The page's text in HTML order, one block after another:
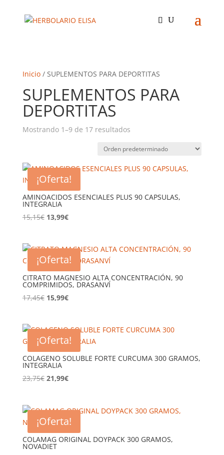
Inicio/ SUPLEMENTOS PARA DEPORTITAS
SUPLEMENTOS PARA
DEPORTITAS
Mostrando 1–9 de 17 resultados
¡Oferta!
AMINOACIDOS ESENCIALES PLUS 90 CAPSULAS,
INTEGRALIA
15,15€ El
era:
15,15€.
13,99€El
es:
13,99€.
¡Oferta!
CITRATO MAGNESIO ALTA CONCENTRACIÓN, 90
COMPRIMIDOS, DRASANVÍ
17,45€ El
era:
17,45€.
15,99€El
es:
15,99€.
¡Oferta!
COLAGENO SOLUBLE FORTE CURCUMA 300 GRAMOS,
INTEGRALIA
23,75€ El
era:
23,75€.
21,99€El
es:
21,99€.
¡Oferta!
COLAMAG ORIGINAL DOYPACK 300 GRAMOS,
NOVADIET